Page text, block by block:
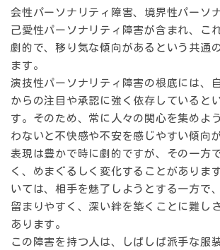
会性パーソナリティ障害、境界性パーソ
己愛性パーソナリティ障害が含まれ、こ
劇的で、移り気な傾向があるという共通
ます。
演技性パーソナリティ障害の根底には、
からの注目や承認に強く依存している と
す。そのため、常に人々の関心を集めよ
わないと不快感や不安を感じやすい傾向
表現は豊かで時に劇的ですが、その一方
く、めまぐるしく変化することがありま
いては、相手を魅了しようとする一方で
留まりやすく、深い絆を築くことに難し
あります。
この障害を持つ人は、しばしば派手な服